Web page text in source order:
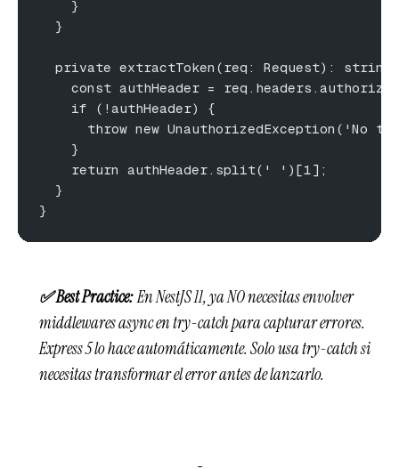
    }
  }
private extractToken(req: Request): string
const authHeader =
    if (!authHeader) {
throw new UnauthorizedException('No
    }
    return authHeader.split(' ')[1];
  }
}
✅ Best Practice:En NestJS 11, ya NO necesitas envolver
middlewares async en try-catch para capturar errores.
Express 5 lo hace automáticamente. Solo usa try-catch si
necesitas transformar el error antes de lanzarlo.